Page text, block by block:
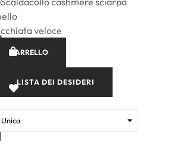
veloce
CARRELLO
LISTA DEI DESIDERI